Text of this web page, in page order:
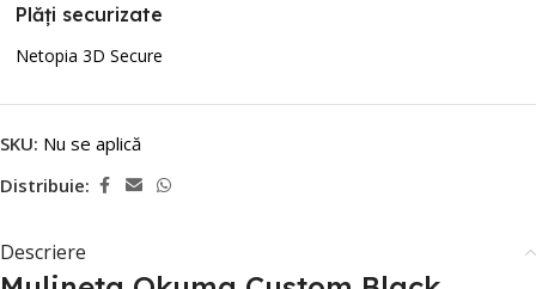
Plăți securizate
Netopia 3D Secure
SKU: Nu se aplică
Distribuie:
Descriere